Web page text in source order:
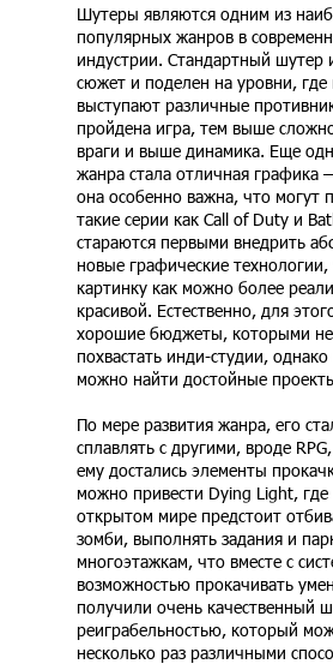
Шутеры являются одним из
популярных жанров в
индустрии. Стандартный шутер
сюжет и поделен на уровни, где
выступают различные
пройдена игра, тем выше
враги и выше динамика. Еще
жанра стала отличная графика
она особенно важна, что могут
такие серии как Call of Duty и
стараются первыми внедрить
новые графические
картинку как можно более
красивой. Естественно, для
хорошие бюджеты, которыми
похвастать инди-студии,
можно найти достойные
По мере развития жанра, его
сплавлять с другими, вроде
ему достались элементы
можно привести Dying Light, где
открытом мире предстоит
зомби, выполнять задания и
многоэтажкам, что вместе с
возможностью прокачивать
получили очень качественный
реиграбельностью, который
несколько раз различными